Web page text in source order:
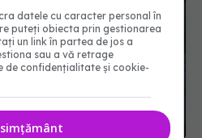
datele cu caracter personal în
puteți obiecta prin gestionarea
un link în partea de jos a
sau a vă retrage
de confidențialitate și cookie-